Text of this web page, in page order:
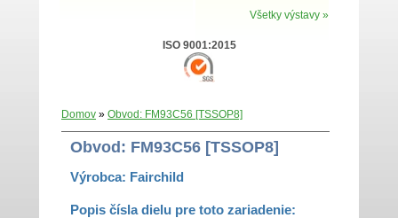
Všetky výstavy »
ISO 9001:2015
Domov » Obvod: FM93C56 [TSSOP8]
Obvod: FM93C56 [TSSOP8]
Výrobca: Fairchild
Popis čísla dielu pre toto zariadenie: